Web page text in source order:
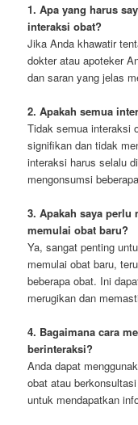
1. Apa yang harus
interaksi obat?
Jika Anda khawatir
dokter atau apoteker
dan saran yang jelas
2. Apakah semua
Tidak semua interaksi
signifikan dan tidak
interaksi harus selalu
mengonsumsi
3. Apakah saya perlu
memulai obat baru?
Ya, sangat penting
memulai obat baru,
beberapa obat. Ini
merugikan dan
4. Bagaimana cara
berinteraksi?
Anda dapat
obat atau
untuk mendapatkan